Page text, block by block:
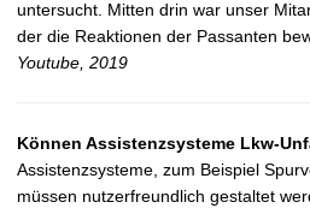
untersucht. Mitten drin war unser
der die Reaktionen der Passanten
Youtube, 2019
Können Assistenzsysteme Lkw-
Assistenzsysteme, zum Beispiel
müssen nutzerfreundlich gestaltet